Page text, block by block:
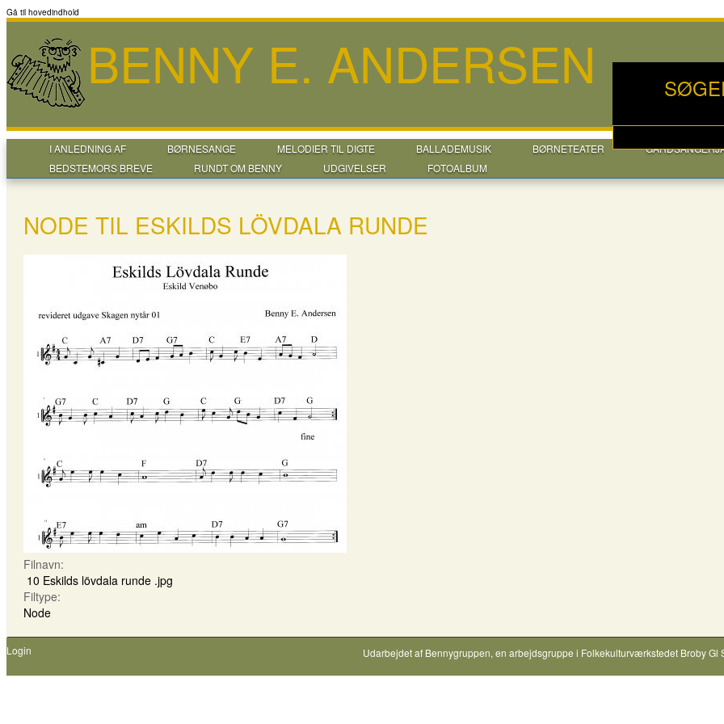
Gå til hovedindhold
BENNY E. ANDERSEN
I ANLEDNING AF BØRNESANGE MELODIER TIL DIGTE BALLADEMUSIK BØRNETEATER
BEDSTEMORS BREVE
RUNDT OM BENNY UDGIVELSER FOTOALBUM
NODE TIL ESKILDS LÖVDALA RUNDE
Filnavn:
10 Eskilds lövdala runde .jpg
Filtype:
Node
Login Udarbejdet af Bennygruppen, en arbejdsgruppe i Folkekulturværkstedet Broby Gl